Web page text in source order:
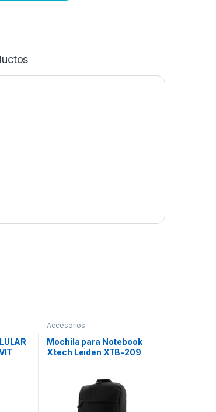
Accesorios
Mochila para Notebook
Xtech Leiden XTB-209